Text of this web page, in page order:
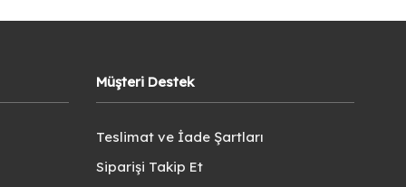
Müşteri Destek
Teslimat ve İade Şartları
Siparişi Takip Et